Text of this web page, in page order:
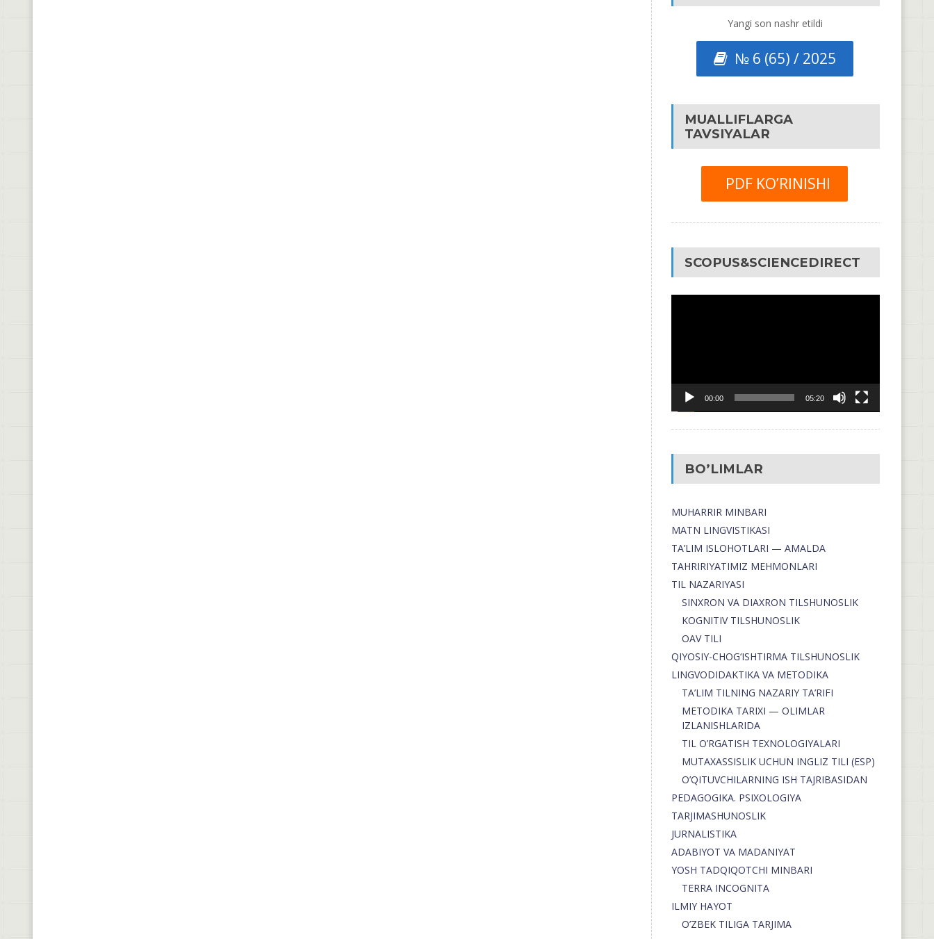
Yangi son nashr etildi
№ 6 (65) / 2025
MUALLIFLARGA
TAVSIYALAR
PDF KO’RINISHI
SCOPUS&SCIENCEDIRECT
00:00 05:20
BO’LIMLAR
MUHARRIR MINBARI
MATN LINGVISTIKASI
TA’LIM ISLOHOTLARI — AMALDA
TAHRIRIYATIMIZ MEHMONLARI
TIL NAZARIYASI
SINXRON VA DIAXRON TILSHUNOSLIK
KOGNITIV TILSHUNOSLIK
OAV TILI
QIYOSIY-CHOG‘ISHTIRMA TILSHUNOSLIK
LINGVODIDAKTIKA VA METODIKA
TA’LIM TILNING NAZARIY TA’RIFI
METODIKA TARIXI — OLIMLAR
IZLANISHLARIDA
TIL O’RGATISH TEXNOLOGIYALARI
MUTAXASSISLIK UCHUN INGLIZ TILI (ESP)
O’QITUVCHILARNING ISH TAJRIBASIDAN
PEDAGOGIKA. PSIXOLOGIYA
TARJIMASHUNOSLIK
JURNALISTIKA
ADABIYOT VA MADANIYAT
YOSH TADQIQOTCHI MINBARI
TERRA INCOGNITA
ILMIY HAYOT
O’ZBEK TILIGA TARJIMA